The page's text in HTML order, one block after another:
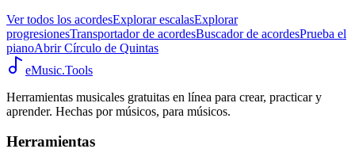
Ver todos los acordesExplorar escalasExplorar
progresionesTransportador de acordesBuscador de acordesPrueba el
pianoAbrir Círculo de Quintas
eMusic.Tools
Herramientas musicales gratuitas en línea para crear, practicar y
aprender. Hechas por músicos, para músicos.
Herramientas